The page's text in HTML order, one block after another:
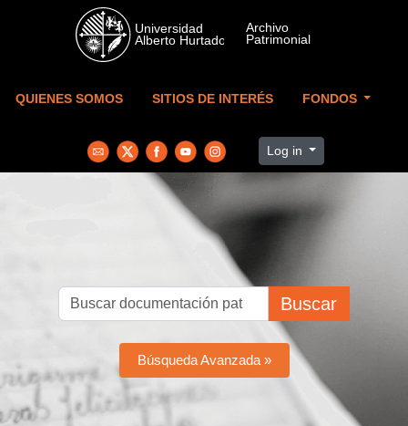
Skip to main content
QUIENES SOMOS SITIOS DE INTERÉS FONDOS
Log in
Buscar
Búsqueda Avanzada »